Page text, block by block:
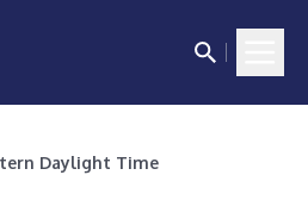
Daylight Time